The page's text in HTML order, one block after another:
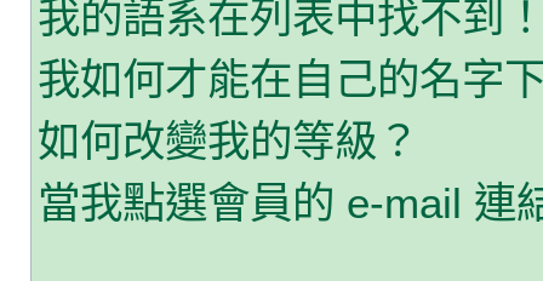
我的語系在列表中找不到
我如何才能在自己的名字
如何改變我的等級？
當我點選會員的 e-mail 連